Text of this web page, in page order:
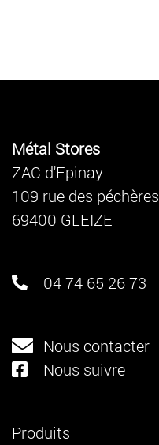
Métal Stores
ZAC d'Epinay
109 rue des péchères
69400 GLEIZE
04 74 65 26 73
Nous contacter
Nous suivre
Produits